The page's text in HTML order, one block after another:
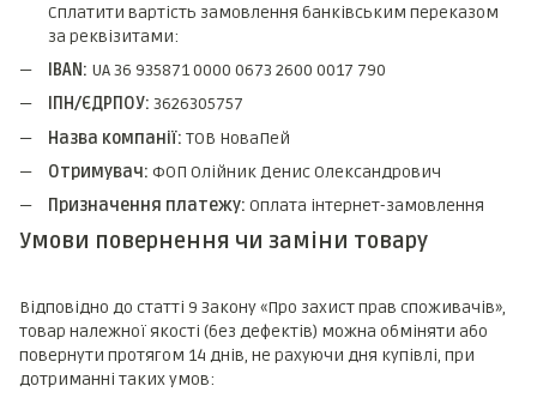
Сплатити вартість замовлення банківським переказом
за реквізитами:
IBAN: UA 36 935871 0000 0673 2600 0017 790
ІПН/ЄДРПОУ: 3626305757
Назва компанії: ТОВ НоваПей
Отримувач: ФОП Олійник Денис Олександрович
Призначення платежу: Оплата інтернет-замовлення
Умови повернення чи заміни товару
Відповідно до статті 9 Закону «Про захист прав споживачів»,
товар належної якості (без дефектів) можна обміняти або
повернути протягом 14 днів, не рахуючи дня купівлі, при
дотриманні таких умов: